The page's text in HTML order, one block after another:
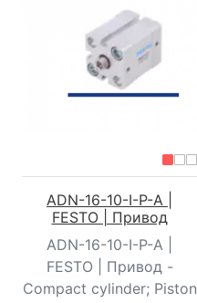
ADN-16-10-I-P-A |
FESTO | Привод
ADN-16-10-I-P-A |
FESTO | Привод -
Compact cylinder; Piston